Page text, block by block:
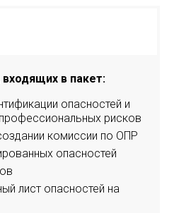
в пакет:
опасностей и
рисков
комиссии по ОПР
опасностей
лист опасностей на